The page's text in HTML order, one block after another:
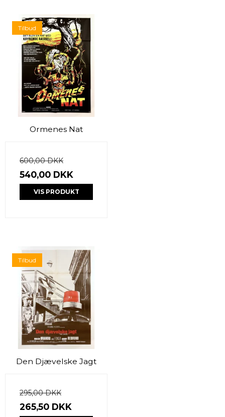
Tilbud
Ormenes Nat
600,00 DKK
540,00 DKK
VIS PRODUKT
Tilbud
Den Djævelske Jagt
295,00 DKK
265,50 DKK